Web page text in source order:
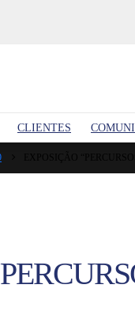
CLIENTES